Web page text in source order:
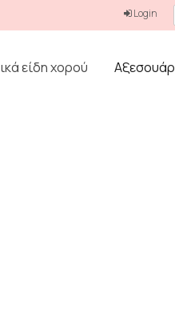
Login
είδη χορού Αξεσουάρ